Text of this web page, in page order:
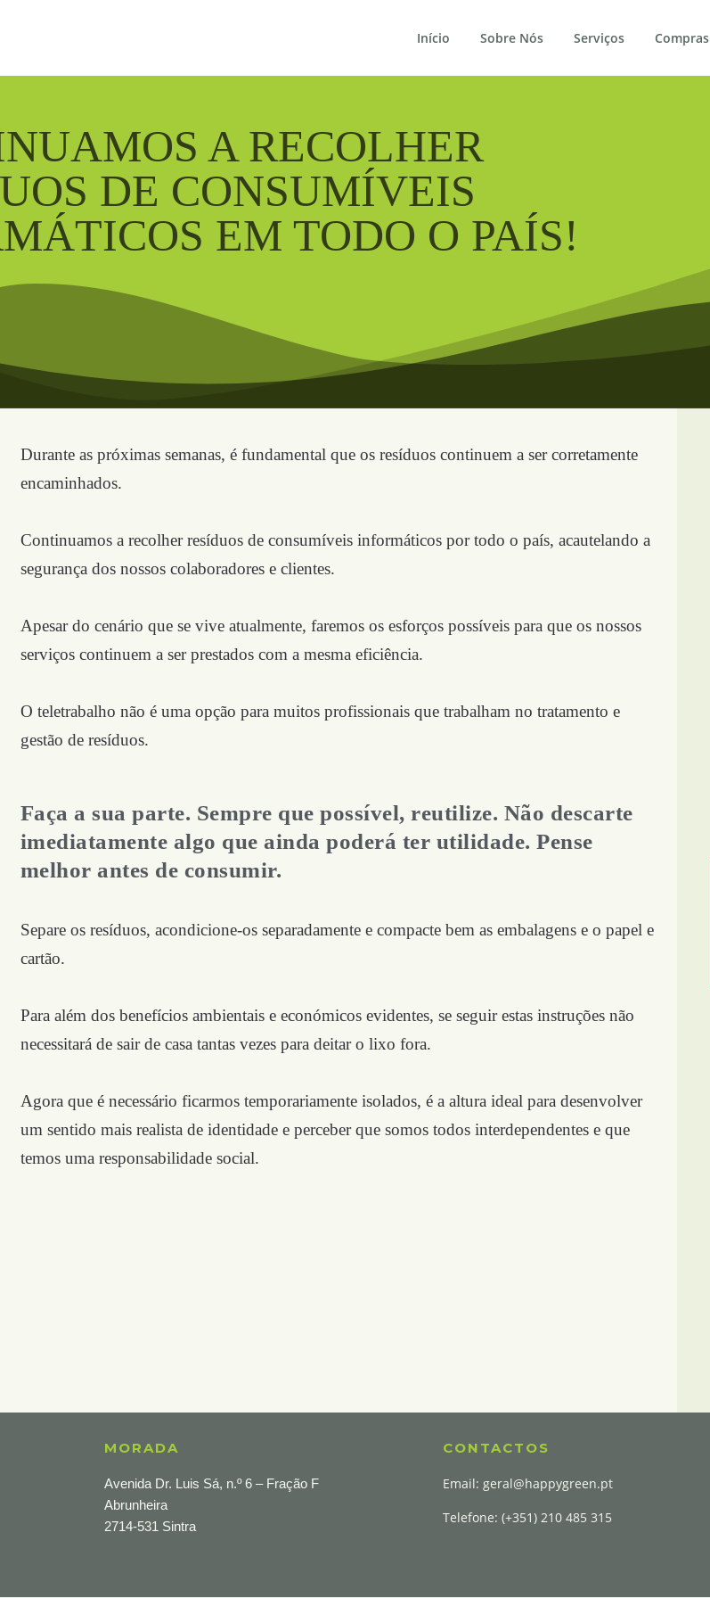
Início Sobre Nós Serviços Compras
A RECOLHER
DE CONSUMÍVEIS
EM TODO O PAÍS!
Durante as próximas semanas, é fundamental que os resíduos continuem a ser corretamente
encaminhados.
Continuamos a recolher resíduos de consumíveis informáticos por todo o país, acautelando a
segurança dos nossos colaboradores e clientes.
Apesar do cenário que se vive atualmente, faremos os esforços possíveis para que os nossos
serviços continuem a ser prestados com a mesma eficiência.
O teletrabalho não é uma opção para muitos profissionais que trabalham no tratamento e
gestão de resíduos.
Faça a sua parte. Sempre que possível, reutilize. Não descarte
imediatamente algo que ainda poderá ter utilidade. Pense
melhor antes de consumir.
Separe os resíduos, acondicione-os separadamente e compacte bem as embalagens e o papel e
cartão.
Para além dos benefícios ambientais e económicos evidentes, se seguir estas instruções não
necessitará de sair de casa tantas vezes para deitar o lixo fora.
Agora que é necessário ficarmos temporariamente isolados, é a altura ideal para desenvolver
um sentido mais realista de identidade e perceber que somos todos interdependentes e que
temos uma responsabilidade social.
MORADA
Avenida Dr. Luis Sá, n.º 6 – Fração F
Abrunheira
2714-531 Sintra
CONTACTOS
Email: geral@happygreen.pt
Telefone: (+351) 210 485 315